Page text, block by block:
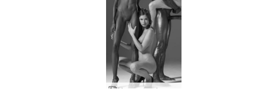
Hegren unelmamaailma